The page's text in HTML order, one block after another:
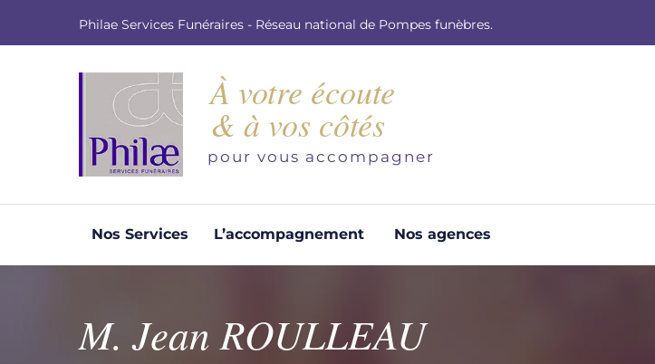
Philae Services Funéraires - Réseau national de Pompes funèbres.
À votre écoute
& à vos côtés
pour vous accompagner
Nos Services L’accompagnement Nos agences
d'obsèques, nos équipe s'engage à vous
répondre dans les meilleurs délais.
M. Jean ROULLEAU